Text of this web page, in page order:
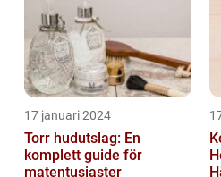
17 januari 2024
Torr hudutslag: En
komplett guide för
matentusiaster